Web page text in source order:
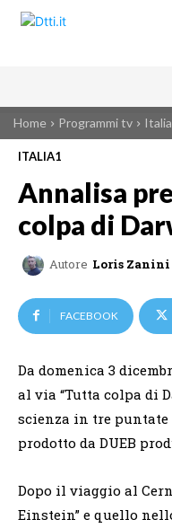
Home Programmi tv
ITALIA1
Annalisa
colpa di
Autore Loris Zanini
FACEBOOK
Da domenica 3
al via “Tutta colpa di
scienza in tre
prodotto da DUEB
Dopo il viaggio al
Einstein” e quello